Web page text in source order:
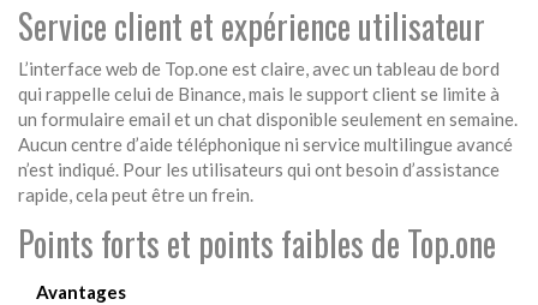
Service client et expérience utilisateur
L’interface web de Top.one est claire, avec un tableau de bord
qui rappelle celui de Binance, mais le support client se limite à
un formulaire email et un chat disponible seulement en semaine.
Aucun centre d’aide téléphonique ni service multilingue avancé
n’est indiqué. Pour les utilisateurs qui ont besoin d’assistance
rapide, cela peut être un frein.
Points forts et points faibles de Top.one
Avantages